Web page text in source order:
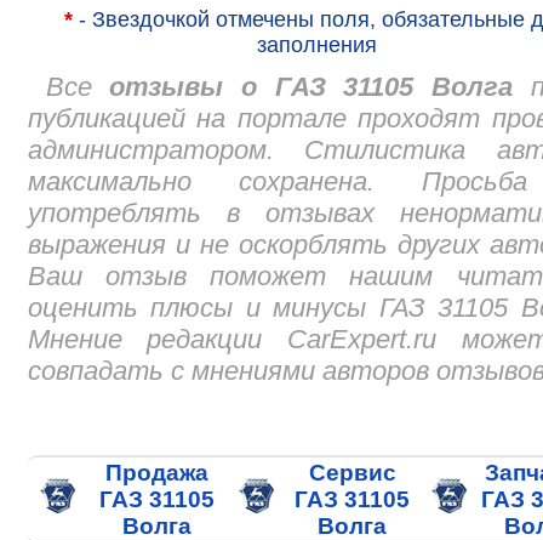
*- Звездочкой отмечены поля, обязательные
заполнения
Всеотзывы о ГАЗ 31105 Волга
публикацией на портале проходят
администратором. Стилистика
максимально сохранена.
употреблять в отзывах
выражения и не оскорблять других
Ваш отзыв поможет нашим
оценить плюсы и минусы ГАЗ 31105
Мнение редакции CarExpert.ru
совпадать с мнениями авторов
Продажа
ГАЗ 31105
Волга
Сервис
ГАЗ 31105
Волга
ГАЗ